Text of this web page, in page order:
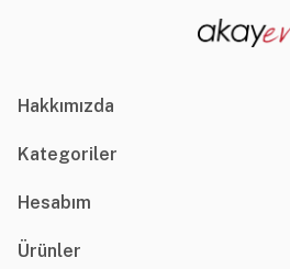
Hakkımızda
Kategoriler
Hesabım
Ürünler